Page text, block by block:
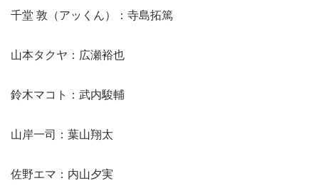
千堂 敦（アッくん）：寺島拓篤
山本タクヤ：広瀬裕也
鈴木マコト：武内駿輔
山岸一司：葉山翔太
佐野エマ：内山夕実